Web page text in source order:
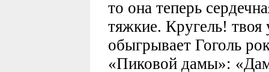
то она теперь
тяжкие. Кругель!
обыгрывает Гоголь
«Пиковой дамы»: